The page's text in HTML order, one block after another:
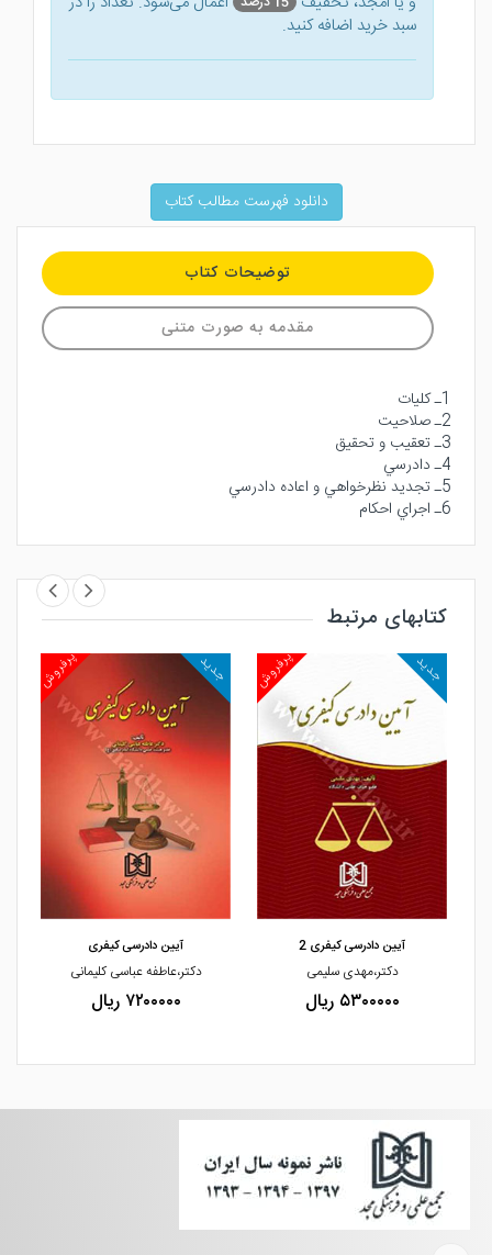
سبد خرید اضافه کنید.
دانلود فهرست مطالب کتاب
توضیحات کتاب
مقدمه به صورت متنی
1ـ كليات
2ـ صلاحيت
3ـ تعقيب و تحقيق
4ـ دادرسي
5ـ تجديد نظرخواهي و اعاده دادرسي
6ـ اجراي احكام
کتابهای مرتبط
مشاهده و خرید
پرفروش جدید
مشاهده و خرید
آیین دادرسی کیفری 2
دکتر،مهدی سلیمی
۵۳۰۰۰۰۰ ریال
پرفروش جدید
آیین دادرسی کیفری
دکتر،عاطفه عباسی کلیمانی
۷۲۰۰۰۰۰ ریال